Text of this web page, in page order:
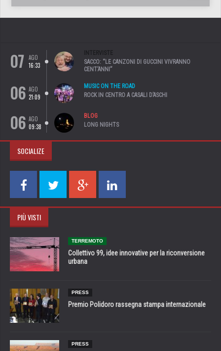
07
AGO
16:33
INTERVISTE
SACCO: “LE CANZONI DI GUCCINI VIVRANNO
CENT’ANNI”
06 AGO
21:09
MUSIC ON THE ROAD
ROCK IN CENTRO A CASALI D’ASCHI
06 AGO
09:38
BLOG
LONG NIGHTS
SOCIALIZE
PIÙ VISTI
TERREMOTO
Collettivo 99, idee innovative per la riconversione
urbana
PRESS
Premio Polidoro rassegna stampa internazionale
PRESS